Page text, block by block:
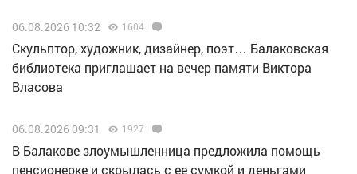
06.08.2026 10:32 1604
Скульптор, художник, дизайнер, поэт… Балаковская
библиотека приглашает на вечер памяти Виктора
Власова
06.08.2026 09:31 1927
В Балакове злоумышленница предложила помощь
пенсионерке и скрылась с ее сумкой и деньгами